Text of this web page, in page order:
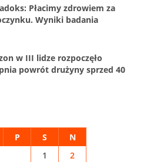
Płacimy zdrowiem za
Wyniki badania
w III lidze rozpoczęło
powrót drużyny sprzed 40
P S N
1
2